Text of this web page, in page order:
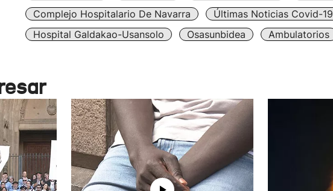
Complejo Hospitalario De Navarra
Últimas Noticias Covid-19
Hospital Galdakao-Usansolo
Osasunbidea Ambulatorios